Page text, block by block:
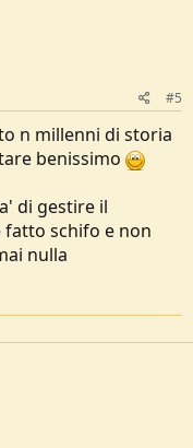
#5
n millenni di storia
benissimo
di gestire il
fatto schifo e non
nulla